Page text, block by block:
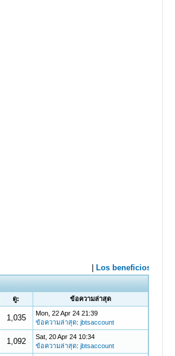
ดู: ข้อความล่าสุด
1,035
Mon, 22 Apr 24 21:39
ข้อความล่าสุด:jbtsaccount
1,092
Sat, 20 Apr 24 10:34
ข้อความล่าสุด:jbtsaccount